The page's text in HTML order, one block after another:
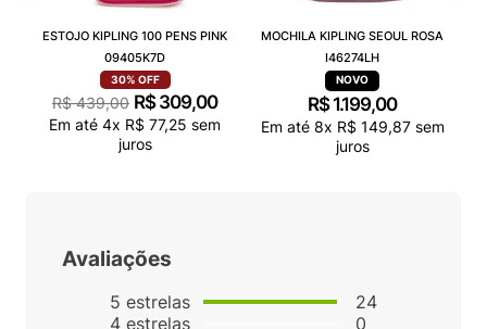
ESTOJO KIPLING 100 PENS PINK
09405K7D
30% OFF
R$ 439,00 R$ 309,00
Em até 4x R$ 77,25 sem
juros
MOCHILA KIPLING SEOUL ROSA
I46274LH
R$ 1.199,00
Em até 8x R$ 149,87sem
juros
Avaliações
5 estrelas
4 estrelas
24
0